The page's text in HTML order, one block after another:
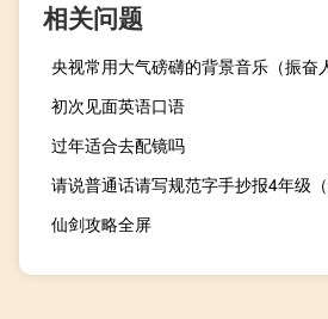
相关问题
央视常用大气磅礴的背景音乐（振奋
初次见面英语口语
过年适合去配镜吗
请说普通话请写规范字手抄报4年级
仙剑攻略全屏